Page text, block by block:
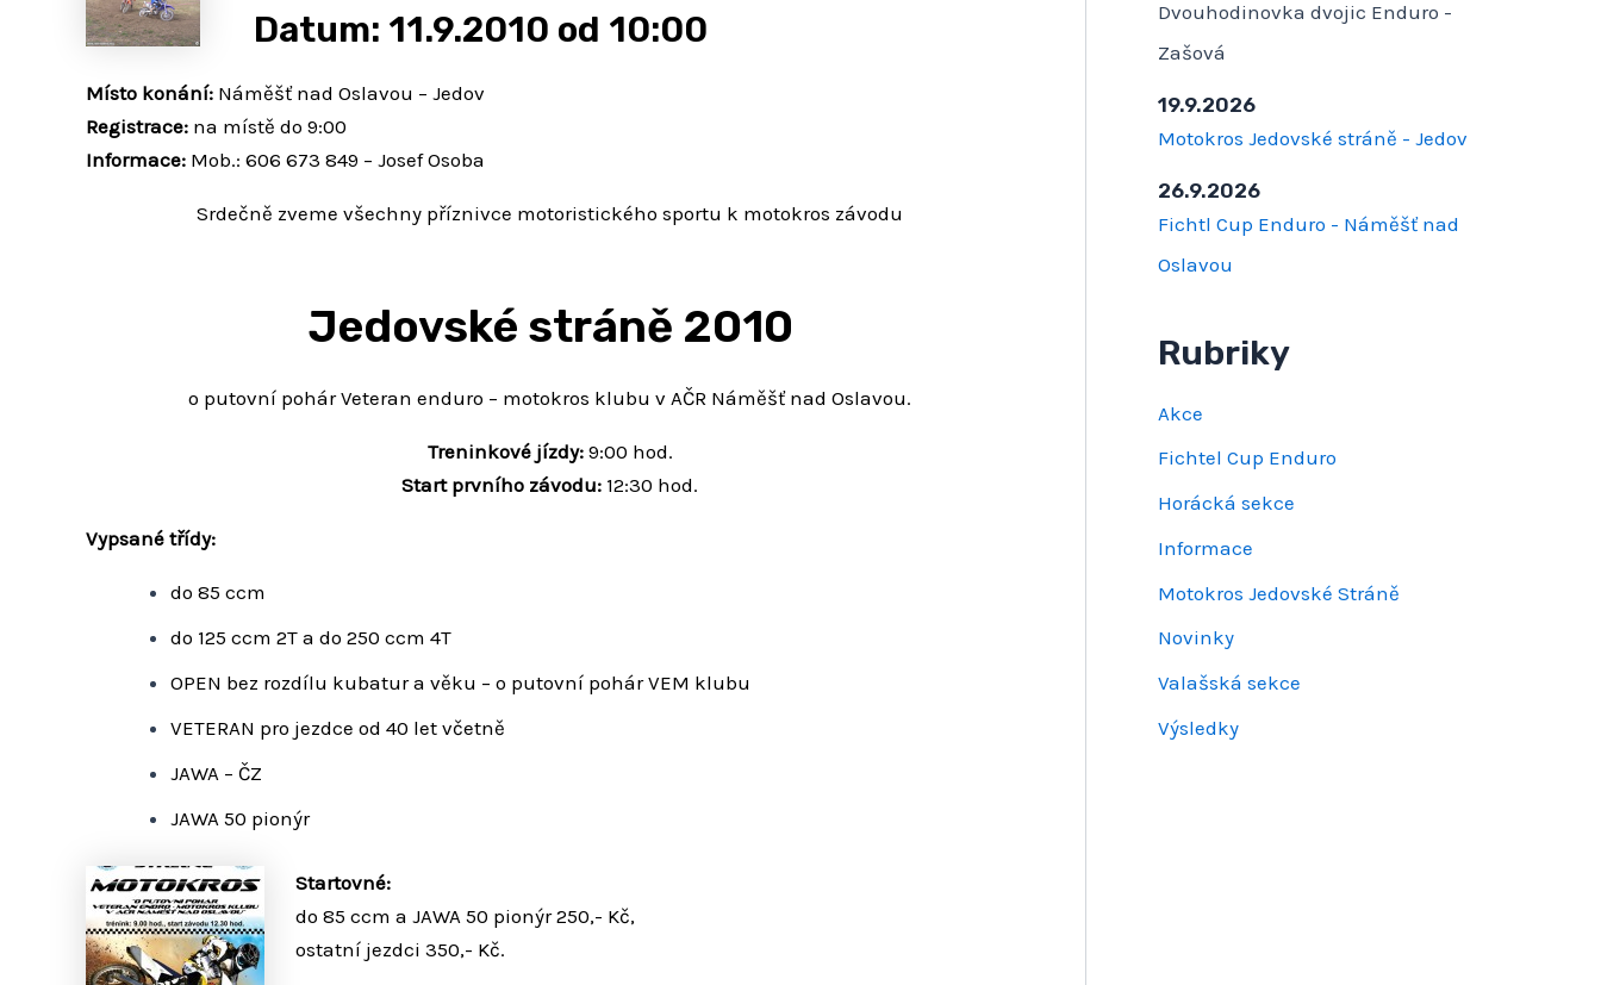
Datum: 11.9.2010 od 10:00
Místo konání: Náměšť nad Oslavou – Jedov
Registrace: na místě do 9:00
Informace: Mob.: 606 673 849 – Josef Osoba
Srdečně zveme všechny příznivce motoristického sportu k motokros závodu
Jedovské stráně 2010
o putovní pohár Veteran enduro – motokros klubu v AČR Náměšť nad Oslavou.
Treninkové jízdy:9:00 hod.
Start prvního závodu: 12:30 hod.
Vypsané třídy:
do 85 ccm
do 125 ccm 2T a do 250 ccm 4T
OPEN bez rozdílu kubatur a věku – o putovní pohár VEM klubu
VETERAN pro jezdce od 40 let včetně
JAWA – ČZ
JAWA 50 pionýr
Startovné:
do 85 ccm a JAWA 50 pionýr 250,- Kč,
ostatní jezdci 350,- Kč.
Dvouhodinovka dvojic Enduro -
Zašová
19.9.2026
Motokros Jedovské stráně - Jedov
26.9.2026
Fichtl Cup Enduro - Náměšť nad
Oslavou
Rubriky
Akce
Fichtel Cup Enduro
Horácká sekce
Informace
Motokros Jedovské Stráně
Novinky
Valašská sekce
Výsledky